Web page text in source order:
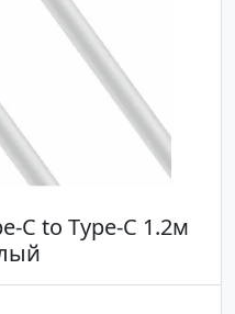
C to Type-C 1.2м